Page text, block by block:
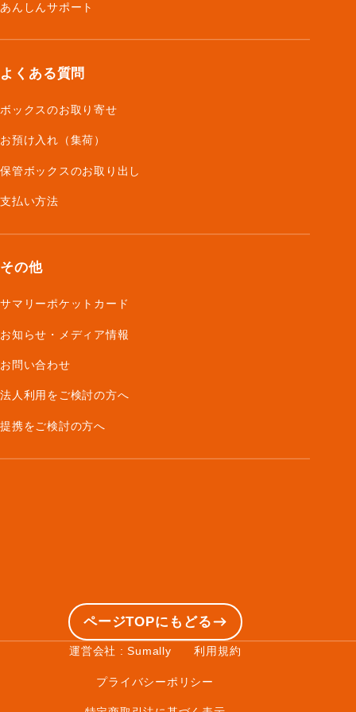
あんしんサポート
よくある質問
ボックスのお取り寄せ
お預け入れ（集荷）
保管ボックスのお取り出し
支払い方法
その他
サマリーポケットカード
お知らせ・メディア情報
お問い合わせ
法人利用をご検討の方へ
提携をご検討の方へ
ページTOPにもどる
運営会社 : Sumally 利用規約
プライバシーポリシー